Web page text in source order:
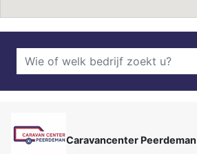
Caravancenter Peerdeman